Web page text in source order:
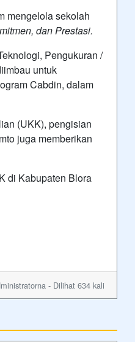
mengelola sekolah
danPrestasi.
Pengukuran /
untuk
Cabdin, dalam
(UKK), pengisian
juga memberikan
di Kabupaten Blora
- Dilihat 634 kali